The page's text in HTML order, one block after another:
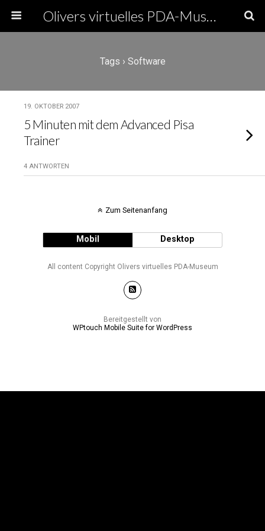
Olivers virtuelles PDA-Museum
Tags › Software
19. OKTOBER 2007
5 Minuten mit dem Advanced Pisa
Trainer
4 ANTWORTEN
Zum Seitenanfang
Mobil Desktop
All content Copyright Olivers virtuelles PDA-Museum
Bereitgestellt von
WPtouch Mobile Suite for WordPress